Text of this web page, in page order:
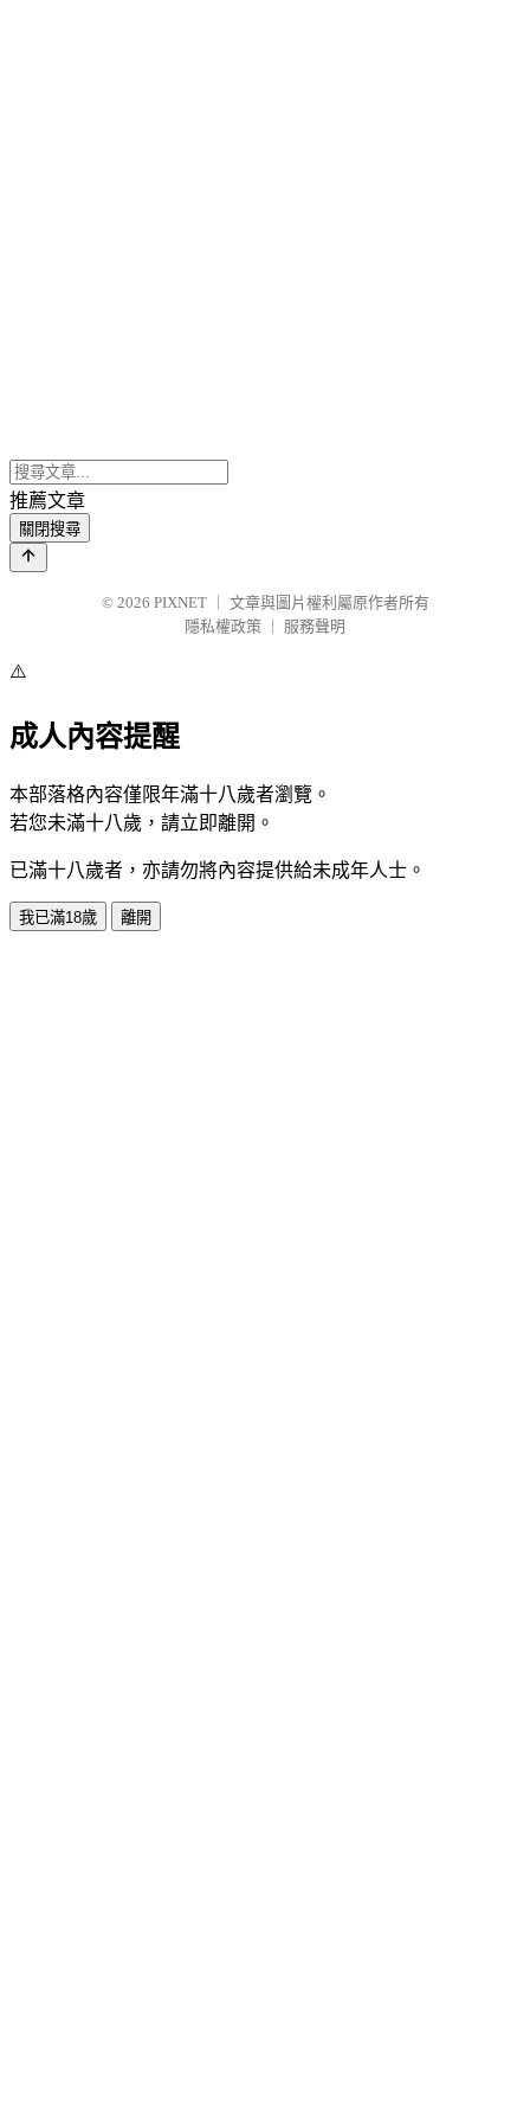
推薦文章
關閉搜尋
© 2026 PIXNET
文章與圖片權利屬原作者所有
隱私權政策
服務聲明
⚠️
成人內容提醒
本部落格內容僅限年滿十八歲者瀏覽。
若您未滿十八歲，請立即離開。
已滿十八歲者，亦請勿將內容提供給未成年人士。
我已滿18歲 離開